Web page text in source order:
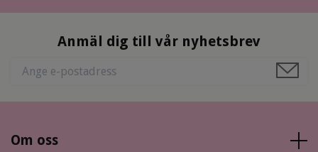
Anmäl dig till vår nyhetsbrev
Om oss